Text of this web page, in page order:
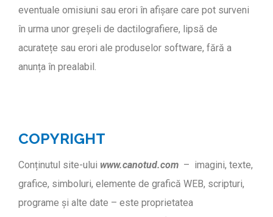
eventuale omisiuni sau erori în afișare care pot surveni
în urma unor greșeli de dactilografiere, lipsă de
acuratețe sau erori ale produselor software, fără a
anunța în prealabil.
COPYRIGHT
Conținutul site-ului www.canotud.com – imagini, texte,
grafice, simboluri, elemente de grafică WEB, scripturi,
programe și alte date – este proprietatea